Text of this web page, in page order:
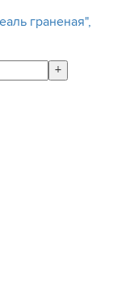
граненая",
+